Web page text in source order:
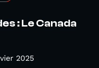
: Le Canada
2025